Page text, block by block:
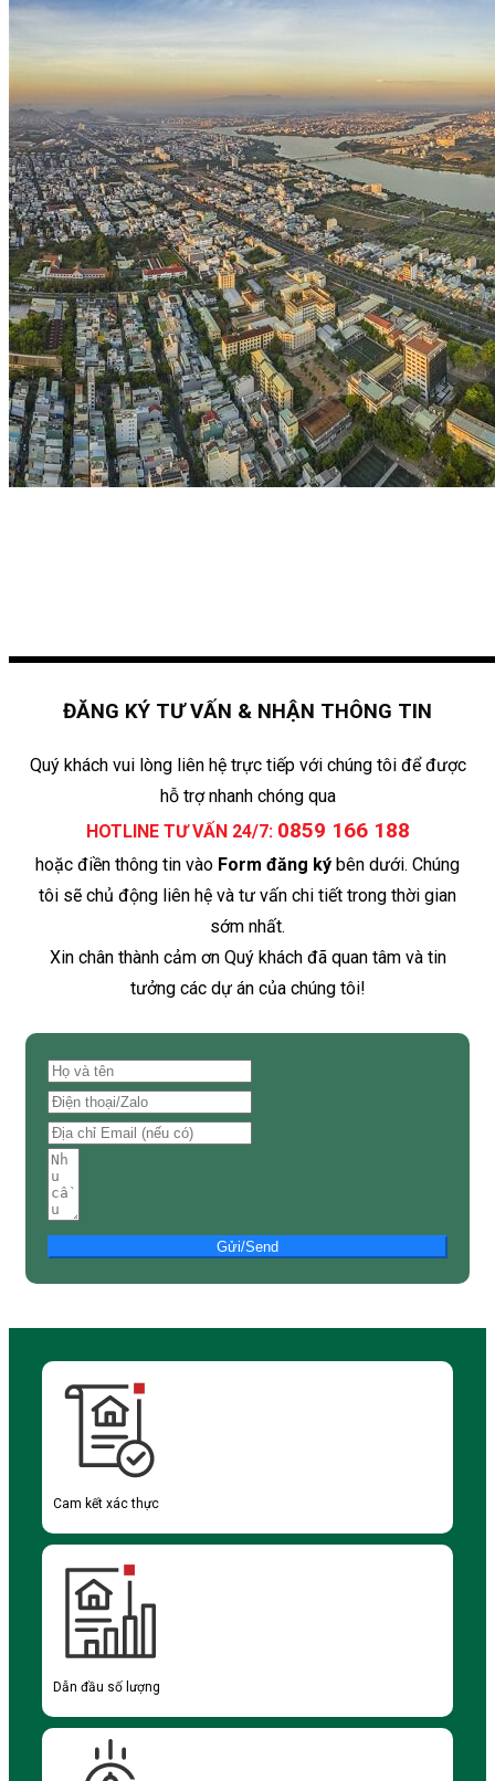
ĐĂNG KÝ TƯ VẤN & NHẬN THÔNG TIN
Quý khách vui lòng liên hệ trực tiếp với chúng tôi để được
hỗ trợ nhanh chóng qua
HOTLINE TƯ VẤN 24/7: 0859 166 188
hoặc điền thông tin vào Form đăng ký bên dưới. Chúng
tôi sẽ chủ động liên hệ và tư vấn chi tiết trong thời gian
sớm nhất.
Xin chân thành cảm ơn Quý khách đã quan tâm và tin
tưởng các dự án của chúng tôi!
Gửi/Send
Cam kết xác thực
Dẫn đầu số lượng